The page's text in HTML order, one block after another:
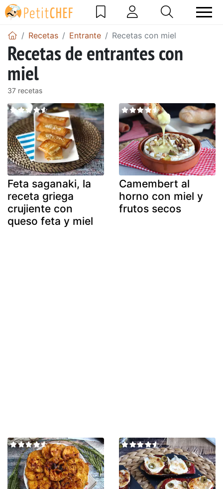
Recetas Entrante Recetas con miel
Recetas de entrantes con
miel
37 recetas
Feta saganaki, la
receta griega
crujiente con
queso feta y miel
Camembert al
horno con miel y
frutos secos